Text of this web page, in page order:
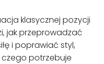
klasycznej pozycji
jak przeprowadzać
i poprawiać styl,
potrzebuje